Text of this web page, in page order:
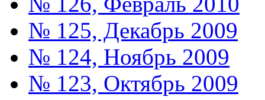
№ 125, Декабрь 2009
№ 124, Ноябрь 2009
№ 123, Октябрь 2009